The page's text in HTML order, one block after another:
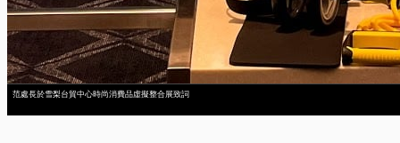
范處長於雪梨台貿中心時尚消費品虛擬整合展致詞